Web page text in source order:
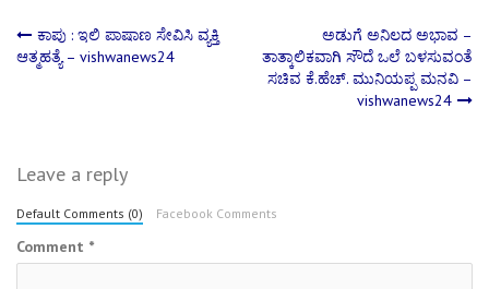
Post
ಕಾಪು : ಇಲಿ ಪಾಷಾಣ ಸೇವಿಸಿ ವ್ಯಕ್ತಿ
ಆತ್ಮಹತ್ಯೆ – vishwanews24
ಅಡುಗೆ ಅನಿಲದ ಅಭಾವ –
ತಾತ್ಕಾಲಿಕವಾಗಿ ಸೌದೆ ಒಲೆ ಬಳಸುವಂತೆ
ಸಚಿವ ಕೆ.ಹೆಚ್. ಮುನಿಯಪ್ಪ ಮನವಿ –
vishwanews24
Leave a reply
Default Comments (0) Facebook Comments
Comment *